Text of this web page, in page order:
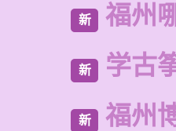
新 福州
新 学古
新 福州